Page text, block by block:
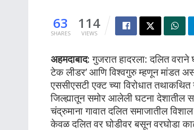
63
SHARES
114
VIEWS
अहमदाबाद:गुजरात हादरला: दलित वराने
टेक लीडर’ आणि विश्वगुरु म्हणून मांडत
एससीएसटी एक्ट च्या विरोधात
जिल्ह्यातून समोर आलेली घटना देशातील
चंद्रुमाना गावात दलित समाजातील
केवळ दलित वर घोडीवर बसून वरघोडा